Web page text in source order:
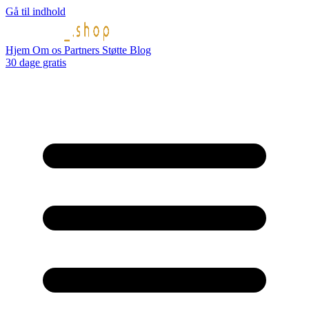
Gå til indhold
Hjem Om os Partners Støtte Blog
30 dage gratis